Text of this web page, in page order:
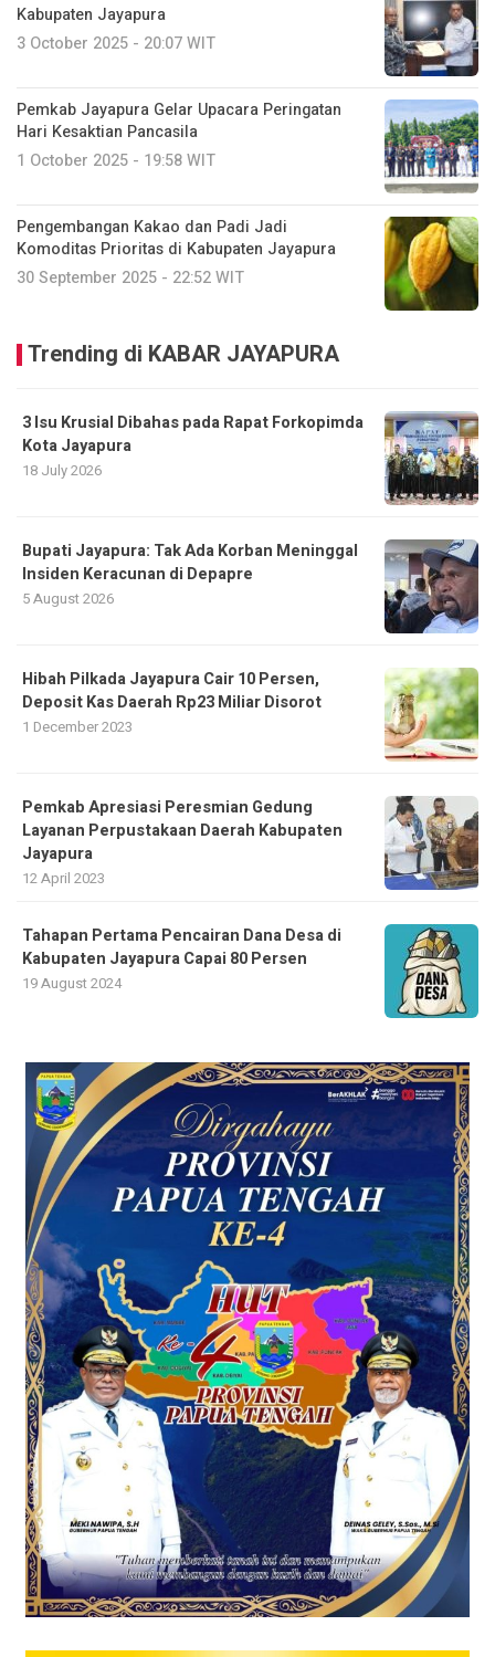
Kabupaten Jayapura
3 October 2025 - 20:07 WIT
Pemkab Jayapura Gelar Upacara Peringatan
Hari Kesaktian Pancasila
1 October 2025 - 19:58 WIT
Pengembangan Kakao dan Padi Jadi
Komoditas Prioritas di Kabupaten Jayapura
30 September 2025 - 22:52 WIT
Trending di KABAR JAYAPURA
3 Isu Krusial Dibahas pada Rapat Forkopimda
Kota Jayapura
18 July 2026
Bupati Jayapura: Tak Ada Korban Meninggal
Insiden Keracunan di Depapre
5 August 2026
Hibah Pilkada Jayapura Cair 10 Persen,
Deposit Kas Daerah Rp23 Miliar Disorot
1 December 2023
Pemkab Apresiasi Peresmian Gedung
Layanan Perpustakaan Daerah Kabupaten
Jayapura
12 April 2023
Tahapan Pertama Pencairan Dana Desa di
Kabupaten Jayapura Capai 80 Persen
19 August 2024